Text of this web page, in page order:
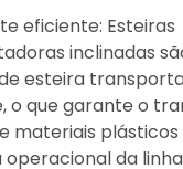
eficiente: Esteiras
inclinadas
esteira
o que garante o
materiais
operacional da